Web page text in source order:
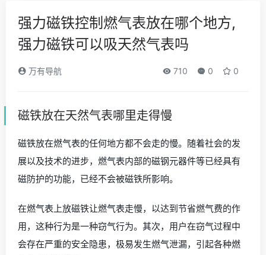
强力磁铁控制燃气表放在哪个地方,
强力磁铁可以吸天然气表吗
万有导航 710 0 0
磁铁放在天然气表哪里走得慢
磁铁放在燃气表的任何地方都不会走的慢。随着社会的发
展以及技术的进步，燃气表内部的磁钢元器件等已经具有
磁防护的功能，已经不会被磁铁所影响。
在燃气表上放磁铁让燃气表走慢，以达到节省燃气费的作
用，这种行为是一种窃气行为。其次，用户在窃气过程中
会存在严重的安全隐患，极易发生燃气泄漏，引起各种燃